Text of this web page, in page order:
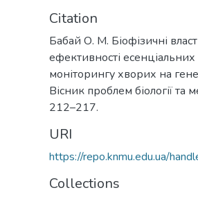
Citation
Бабай О. М. Біофізичні
ефективності
моніторингу хворих на
Вісник проблем біології
212–217.
URI
https://repo.knmu.edu.ua/
Collections